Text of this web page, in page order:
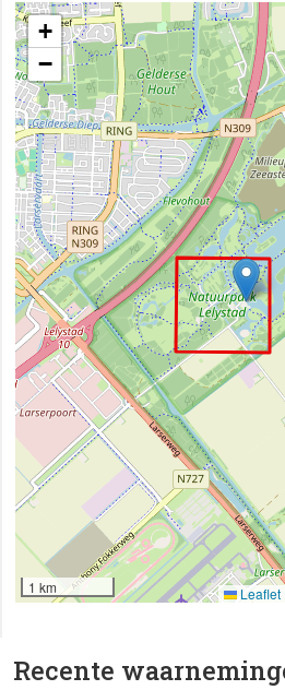
Recente
+
−
1 km Leaflet